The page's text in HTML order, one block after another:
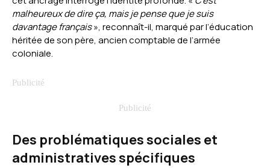
malheureux de dire ça, mais je pense que je suis
davantage français», reconnaît-il, marqué par l’éducation
héritée de son père, ancien comptable de l’armée
coloniale.
Des problématiques sociales et
administratives spécifiques